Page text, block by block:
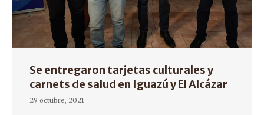
Se entregaron tarjetas culturales y
carnets de salud en Iguazú y El Alcázar
29 octubre, 2021